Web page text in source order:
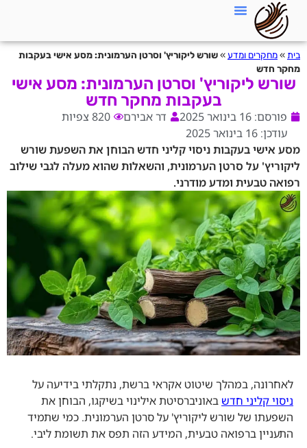
בית »מחקרים ומדע»שורש ליקוריץ' וסרטן הערמונית: מסע אישי בעקבות
מחקר חדש
שורש ליקוריץ' וסרטן הערמונית: מסע אישי
בעקבות מחקר חדש
פורסם: 16 בינואר 2025 דר אבירם
820 צפיות
עודכן: 16 בינואר 2025
מסע אישי בעקבות ניסוי קליני חדש הבוחן את השפעת שורש
ליקוריץ' על סרטן הערמונית, והשאלות שהוא מעלה לגבי שילוב
רפואה טבעית ומדע מודרני.
לאחרונה, במהלך שיטוט אקראי ברשת, נתקלתי בידיעה על
ניסוי קליני חדש באוניברסיטת אילינוי בשיקגו, הבוחן את
השפעתו של שורש ליקוריץ' על סרטן הערמונית. כמי שתמיד
התעניין ברפואה טבעית, המידע הזה תפס את תשומת ליבי.